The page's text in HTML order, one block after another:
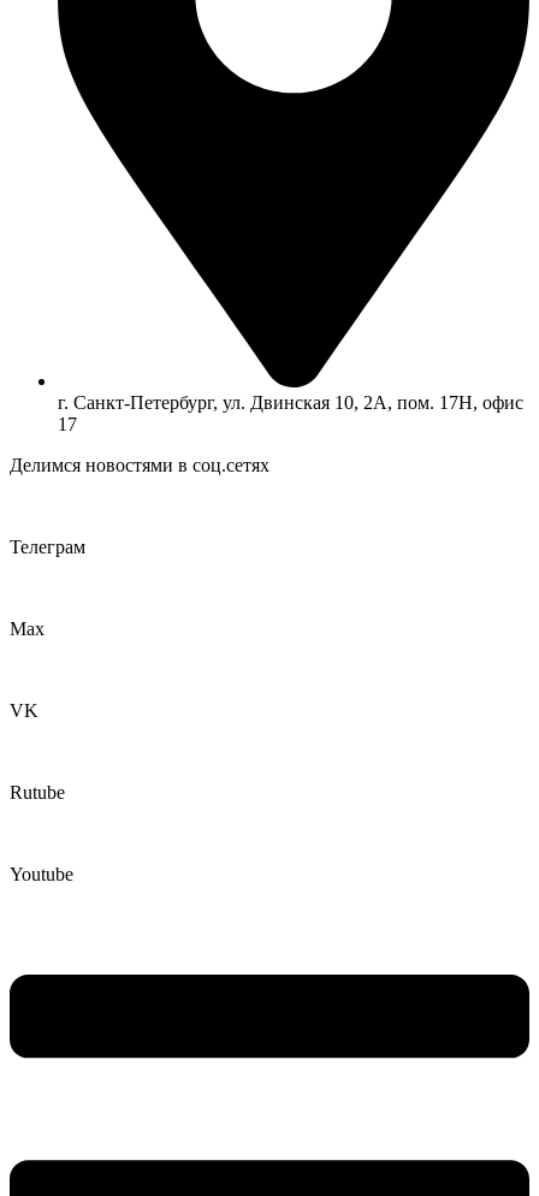
г. Санкт-Петербург, ул. Двинская 10, 2А, пом. 17Н, офис
17
Делимся новостями в соц.сетях
Телеграм
Max
VK
Rutube
Youtube